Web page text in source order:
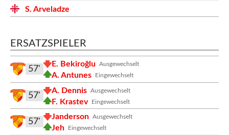
S. Arveladze
ERSATZSPIELER
Ausgewechselt
E. Bekiroğlu
Eingewechselt
A. Antunes
57'
Ausgewechselt
A. Dennis
Eingewechselt
F. Krastev
57'
Ausgewechselt
Janderson
Eingewechselt
Jeh
57'